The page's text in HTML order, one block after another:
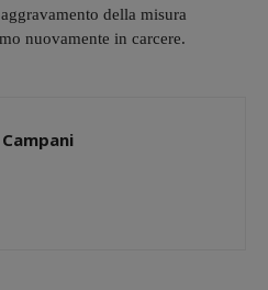
della misura
nuovamente in carcere.